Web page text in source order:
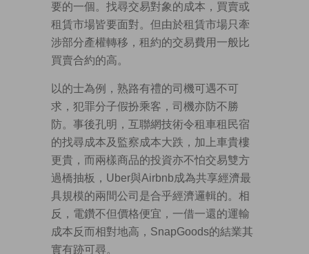
要的一個。找尋交易對象的成本，買賣或
租賃市場皆要面對。但由於租賃市場只牽
涉部分產權轉移，租約的交易費用一般比
買賣合約的高。
以的士為例，熟路有禮的司機可遇不可
求，犯罪分子假扮乘客，司機亦防不勝
防。事後孔明，互聯網技術令租車租民宿
的找尋成本及監察成本大跌，加上車貴樓
更貴，而兩樣商品的投資亦不怕交易雙方
過橋抽板，Uber與Airbnb成為共享經濟最
具規模的兩間公司是合乎經濟邏輯的。相
反，電鑽不但價格便宜，一借一還的運輸
成本反而相對地高，SnapGoods的結業其
實有跡可尋。